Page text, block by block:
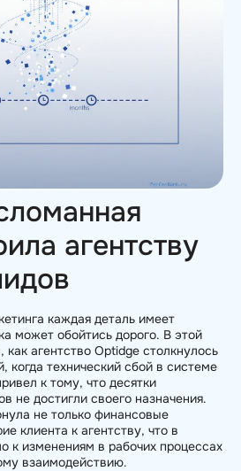
агентству
каждая деталь имеет
может обойтись дорого. В этой
агентство Optidge столкнулось
когда технический сбой в системе
к тому, что десятки
не достигли своего назначения.
не только финансовые
клиента к агентству, что в
к изменениям в рабочих процессах
взаимодействию.